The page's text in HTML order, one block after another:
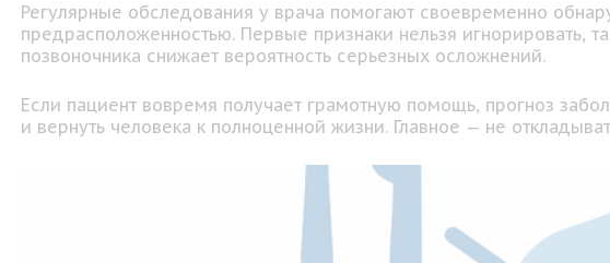
Регулярные обследования у врача помогают своевременно
предрасположенностью. Первые признаки нельзя игнорировать,
позвоночника снижает вероятность серьезных осложнений.
Если пациент вовремя получает грамотную помощь, прогноз
и вернуть человека к полноценной жизни. Главное — не